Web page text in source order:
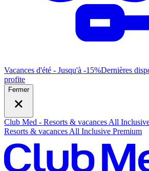
Vacances d'été - Jusqu'à -15%Dernières
profite
Fermer
Club Med - Resorts & vacances All
Resorts & vacances All Inclusive Premium